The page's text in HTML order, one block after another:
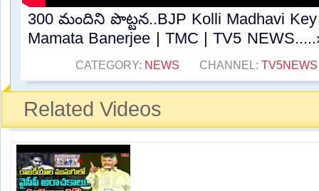
300 మందిని పొట్టన..BJP Kolli Madhavi Key
Mamata Banerjee | TMC | TV5
CATEGORY: NEWS CHANNEL: TV5NEWS
Related Videos